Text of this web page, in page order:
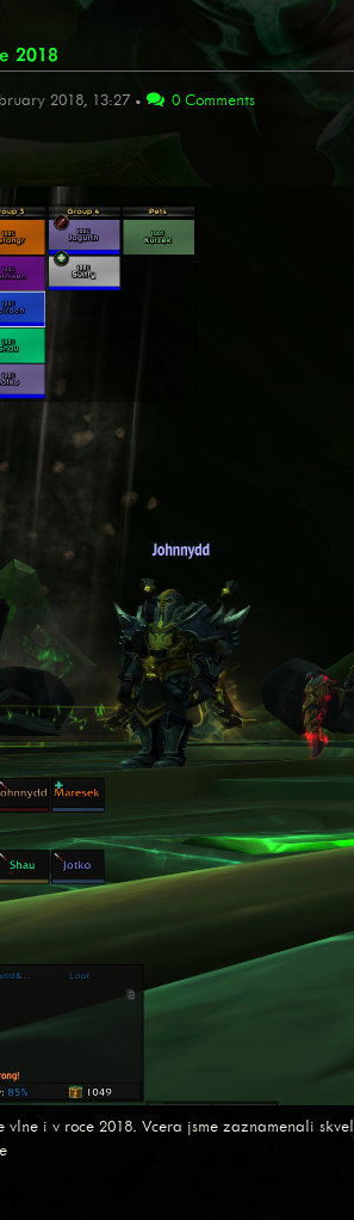
2018
2018, 13:27 • 0 Comments
vlne i v roce 2018. Vcera jsme zaznamenali